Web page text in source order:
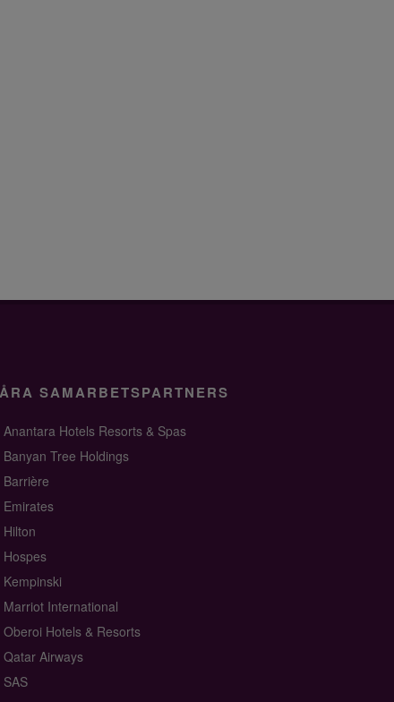
SAMARBETSPARTNERS
Anantara Hotels Resorts & Spas
Banyan Tree Holdings
Barrière
Emirates
Hilton
Hospes
Kempinski
Marriot International
Oberoi Hotels & Resorts
Qatar Airways
SAS